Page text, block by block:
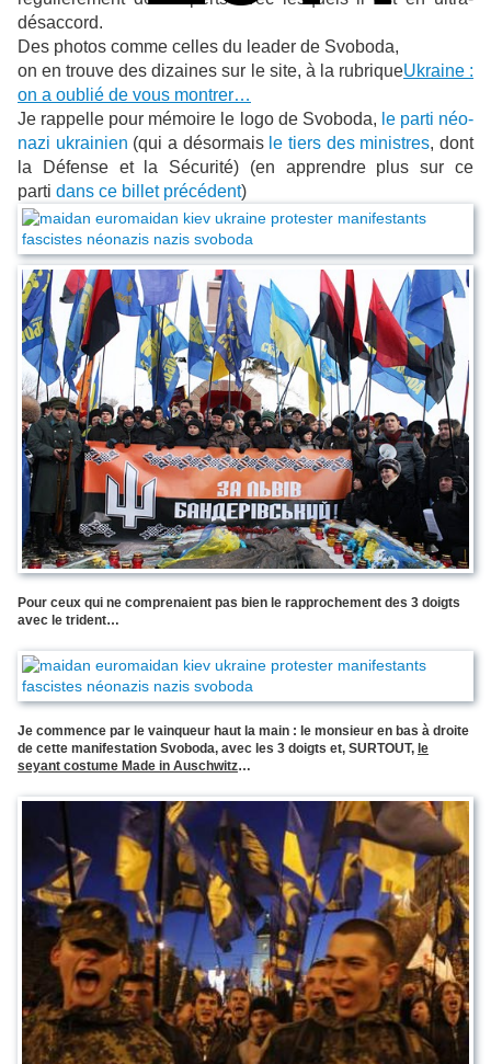
désaccord.
Des photos comme celles du leader de Svoboda,
on en trouve des dizaines sur le site, à la rubriqueUkraine :
on a oublié de vous montrer…
Je rappelle pour mémoire le logo de Svoboda, le parti néo-
nazi ukrainien (qui a désormais le tiers des ministres, dont
la Défense et la Sécurité) (en apprendre plus sur ce
parti dans ce billet précédent)
Pour ceux qui ne comprenaient pas bien le rapprochement des 3 doigts
avec le trident…
Je commence par le vainqueur haut la main : le monsieur en bas à droite
de cette manifestation Svoboda, avec les 3 doigts et, SURTOUT, le
seyant costume Made in Auschwitz…